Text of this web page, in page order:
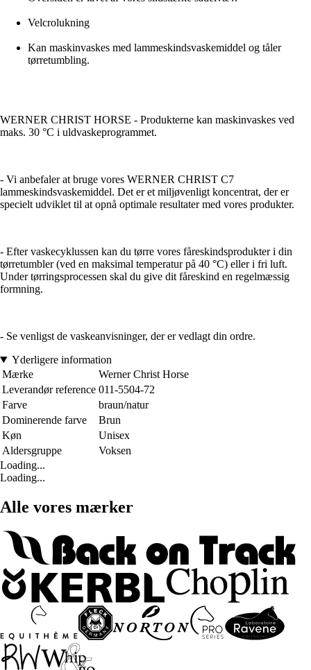
Velcrolukning
Kan maskinvaskes med lammeskindsvaskemiddel og tåler
tørretumbling.
WERNER CHRIST HORSE - Produkterne kan maskinvaskes ved
maks. 30 °C i uldvaskeprogrammet.
- Vi anbefaler at bruge vores WERNER CHRIST C7
lammeskindsvaskemiddel. Det er et miljøvenligt koncentrat, der er
specielt udviklet til at opnå optimale resultater med vores produkter.
- Efter vaskecyklussen kan du tørre vores fåreskindsprodukter i din
tørretumbler (ved en maksimal temperatur på 40 °C) eller i fri luft.
Under tørringsprocessen skal du give dit fåreskind en regelmæssig
formning.
- Se venligst de vaskeanvisninger, der er vedlagt din ordre.
Yderligere information
Mærke
Werner Christ Horse
Leverandør reference 011-5504-72
Farve
braun/natur
Dominerende farve
Brun
Køn
Unisex
Aldersgruppe
Voksen
Loading...
Loading...
Alle vores mærker